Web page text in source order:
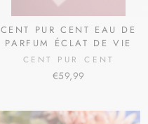
CENT PUR CENT EAU DE
PARFUM ÉCLAT DE VIE
CENT PUR CENT
€59,99